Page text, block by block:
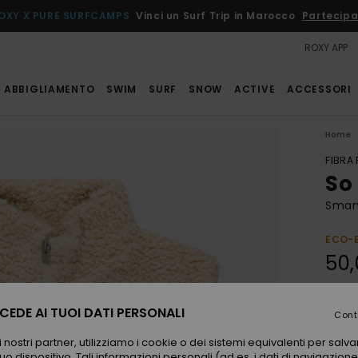
X PURE SURFCAMPS Vinci un Surf Trip in Marocco
ROXY APP
ABBIGLIAMENTO SWIM SURF SNOW ACTIVE ACCESSORI
Home
FIBRA
ECO-
Colori
AI TUOI DATI PERSONALI
partner, utilizziamo i cookie o dei sistemi equivalenti per